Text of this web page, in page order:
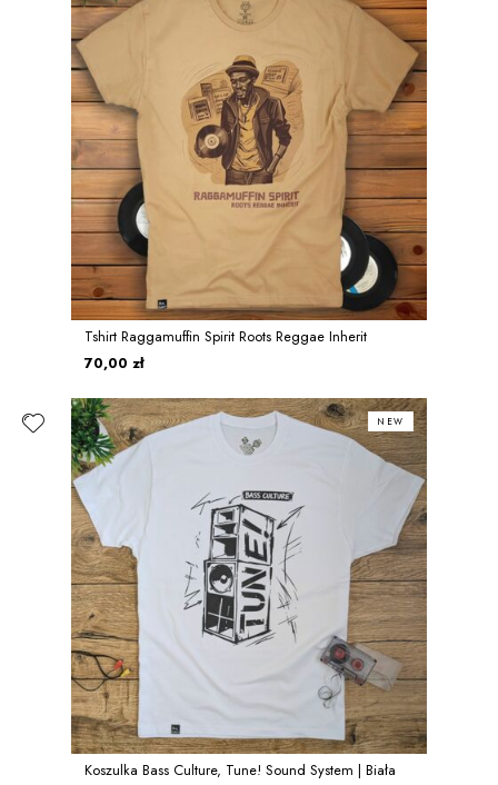
Tshirt Raggamuffin Spirit Roots Reggae Inherit
70,00 zł
Koszulka Bass Culture, Tune! Sound System | Biała
NEW